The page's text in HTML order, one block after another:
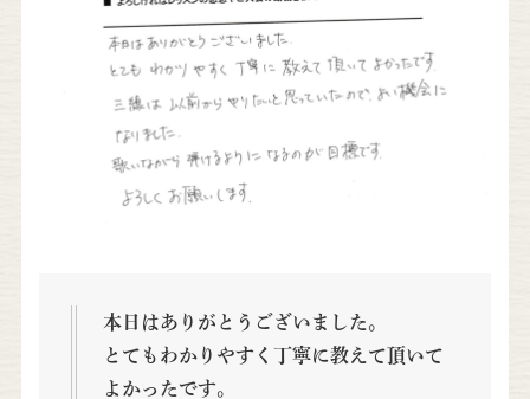
本日はありがとうございました。
とてもわかりやすく丁寧に教えて頂いて
よかったです。